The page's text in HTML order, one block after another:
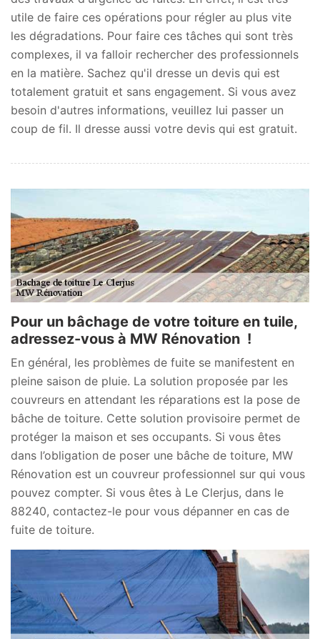
utile de faire ces opérations pour régler au plus vite
les dégradations. Pour faire ces tâches qui sont très
complexes, il va falloir rechercher des professionnels
en la matière. Sachez qu'il dresse un devis qui est
totalement gratuit et sans engagement. Si vous avez
besoin d'autres informations, veuillez lui passer un
coup de fil. Il dresse aussi votre devis qui est gratuit.
Pour un bâchage de votre toiture en tuile,
adressez-vous à MW Rénovation !
En général, les problèmes de fuite se manifestent en
pleine saison de pluie. La solution proposée par les
couvreurs en attendant les réparations est la pose de
bâche de toiture. Cette solution provisoire permet de
protéger la maison et ses occupants. Si vous êtes
dans l’obligation de poser une bâche de toiture, MW
Rénovation est un couvreur professionnel sur qui vous
pouvez compter. Si vous êtes à Le Clerjus, dans le
88240, contactez-le pour vous dépanner en cas de
fuite de toiture.